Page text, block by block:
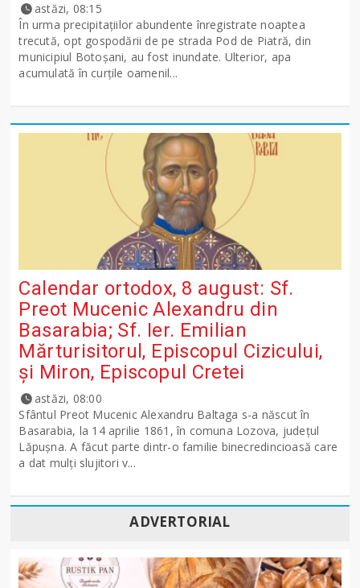
astăzi, 08:15
În urma precipitațiilor abundente înregistrate noaptea
trecută, opt gospodării de pe strada Pod de Piatră, din
municipiul Botoșani, au fost inundate. Ulterior, apa
acumulată în curțile oamenil...
Calendar ortodox, 8 august: Sf.
Preot Mucenic Alexandru din
Basarabia; Sf. Ier. Emilian
Mărturisitorul, Episcopul Cizicului,
şi Miron, Episcopul Cretei
astăzi, 08:00
Sfântul Preot Mucenic Alexandru Baltaga s-a născut în
Basarabia, la 14 aprilie 1861, în comuna Lozova, județul
Lăpușna. A făcut parte dintr-o familie binecredincioasă care
a dat mulți slujitori v...
ADVERTORIAL